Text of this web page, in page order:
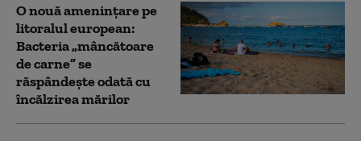
O nouă amenințare pe
litoralul european:
Bacteria „mâncătoare
de carne” se
răspândește odată cu
încălzirea mărilor